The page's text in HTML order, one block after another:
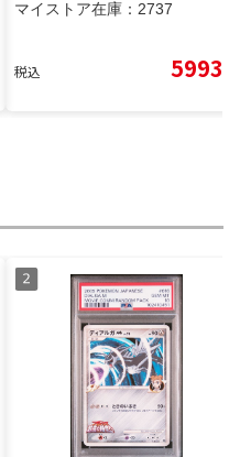
マイストア在庫： 2737
税込 5993